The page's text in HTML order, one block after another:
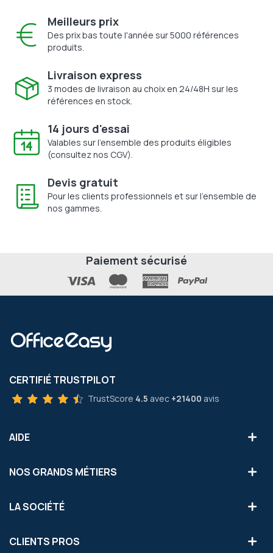
Meilleurs prix
Des prix bas toute l'année sur 5000 références
produits.
Livraison express
3 modes de livraison au choix en 24/48H sur les
références en stock.
14 jours d'essai
Valables sur l'ensemble des produits éligibles
(consultez nos CGV).
Devis gratuit
Pour les clients professionnels et sur l'ensemble de
nos gammes.
Paiement sécurisé
CERTIFIÉ TRUSTPILOT
TrustScore 4.5 avec +21400 avis
AIDE
NOS GRANDS MÉTIERS
LA SOCIÉTÉ
CLIENTS PROS